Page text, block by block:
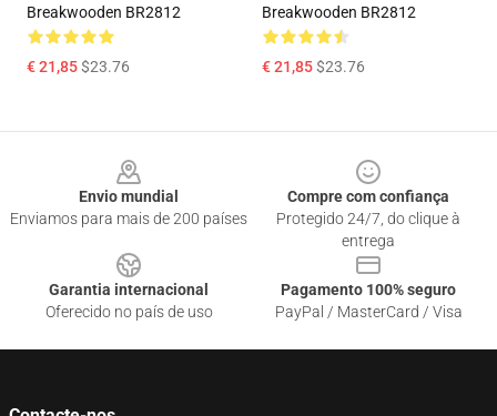
Breakwooden BR2812
€ 21,85$23.76
Breakwooden BR2812
€ 21,85$23.76
Envio mundial
Enviamos para mais de 200 países
Compre com confiança
Protegido 24/7, do clique à
entrega
Garantia internacional
Oferecido no país de uso
Pagamento 100% seguro
PayPal / MasterCard / Visa